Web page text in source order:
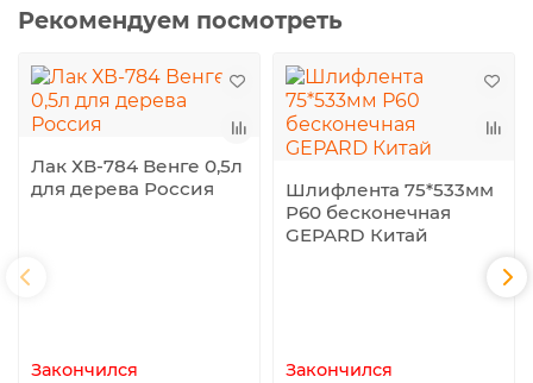
Рекомендуем посмотреть
Лак ХВ-784 Венге 0,5л
для дерева Россия
Закончился
Шлифлента 75*533мм
Р60 бесконечная
GEPARD Китай
Закончился